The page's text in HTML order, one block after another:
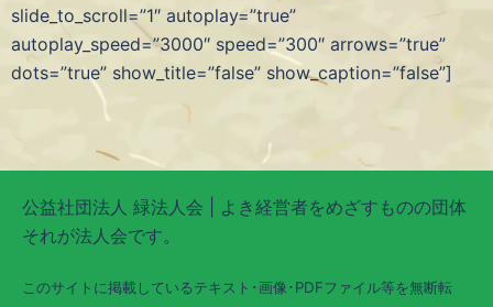
slide_to_scroll=”1″ autoplay=”true”
autoplay_speed=”3000″ speed=”300″ arrows=”true”
dots=”true” show_title=”false” show_caption=”false”]
公益社団法人 緑法人会 | よき経営者をめざすものの団体
それが法人会です。
このサイトに掲載しているテキスト･画像･PDFファイル等を無断転